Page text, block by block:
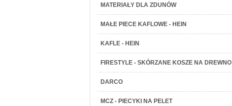
MATERIAŁY DLA ZDUNÓW
MAŁE PIECE KAFLOWE - HEIN
KAFLE - HEIN
FIRESTYLE - SKÓRZANE KOSZE NA DREWNO
DARCO
MCZ - PIECYKI NA PELET